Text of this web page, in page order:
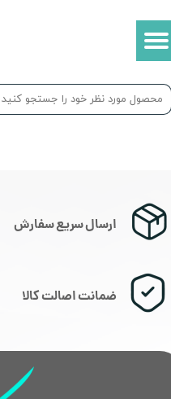
حساب کاربری من
سفارشات
ارسال سریع سفارش
ضمانت اصالت کالا